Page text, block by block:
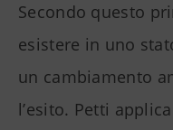
Secondo questo
esistere in uno
un cambiamento
l’esito. Petti